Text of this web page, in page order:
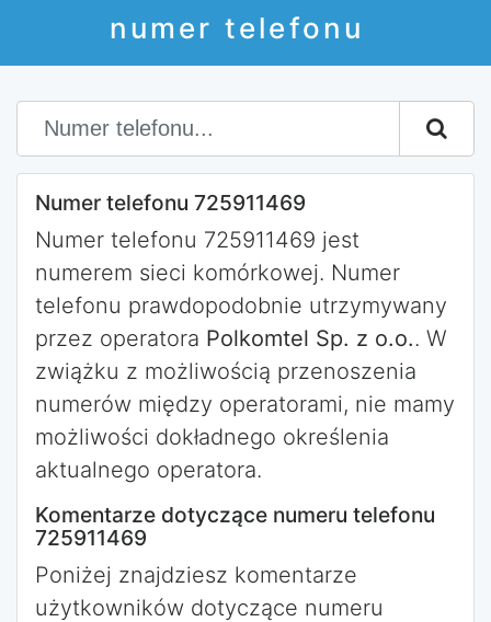
numer telefonu
Numer telefonu 725911469
Numer telefonu 725911469 jest
numerem sieci komórkowej. Numer
telefonu prawdopodobnie utrzymywany
przez operatora Polkomtel Sp. z o.o.. W
zwiążku z możliwością przenoszenia
numerów między operatorami, nie mamy
możliwości dokładnego określenia
aktualnego operatora.
Komentarze dotyczące numeru telefonu
725911469
Poniżej znajdziesz komentarze
użytkowników dotyczące numeru